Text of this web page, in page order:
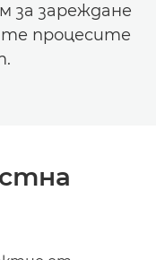
за зареждане
процесите